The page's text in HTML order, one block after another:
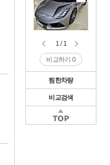
1 / 1
비교하기0
찜한차량
1 / 1
비교하기
비교검색
1 / 1